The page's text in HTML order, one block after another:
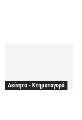
Ακίνητα - Κτηματαγορά